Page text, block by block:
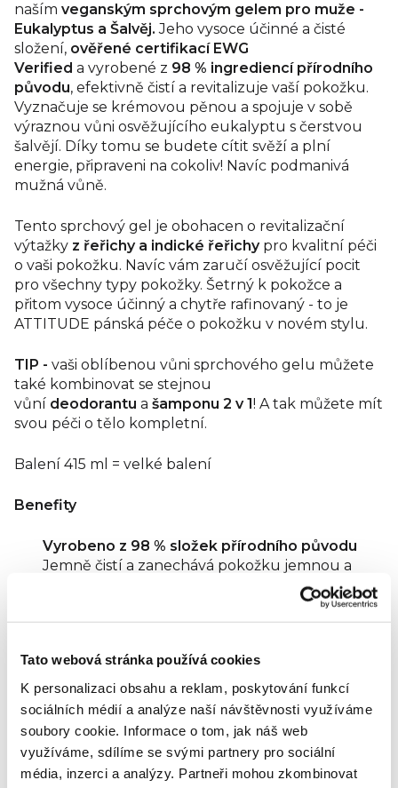
Tato webová stránka používá cookies
K personalizaci obsahu a reklam, poskytování funkcí
sociálních médií a analýze naší návštěvnosti využíváme
soubory cookie. Informace o tom, jak náš web
využíváme, sdílíme se svými partnery pro sociální
média, inzerci a analýzy. Partneři mohou zkombinovat
naším veganským sprchovým gelem pro muže -
Eukalyptus a Šalvěj.Jeho vysoce účinné a čisté
složení, ověřené certifikací EWG
Verified a vyrobené z 98 % ingrediencí přírodního
původu, efektivně čistí a revitalizuje vaší pokožku.
Vyznačuje se krémovou pěnou a spojuje v sobě
výraznou vůni osvěžujícího eukalyptu s čerstvou
šalvějí. Díky tomu se budete cítit svěží a plní
energie, připraveni na cokoliv! Navíc podmanivá
mužná vůně.
Tento sprchový gel je obohacen o revitalizační
výtažky z řeřichy a indické řeřichypro kvalitní péči
o vaši pokožku. Navíc vám zaručí osvěžující pocit
pro všechny typy pokožky. Šetrný k pokožce a
přitom vysoce účinný a chytře rafinovaný - to je
ATTITUDE pánská péče o pokožku v novém stylu.
TIP - vaši oblíbenou vůni sprchového gelu můžete
také kombinovat se stejnou
vůní deodorantu a šamponu 2 v 1 ! A tak můžete mít
svou péči o tělo kompletní.
Balení 415 ml = velké balení
Benefity
Vyrobeno z 98 % složek přírodního původu
Jemně čistí a zanechává pokožku jemnou a
Revitalizační účinky díky extraktu z řeřichy a
indické řeřichy
Podmanivá mužná vůně
Dermatologicky testováno
Veganský
Návod pro aplikaci
Před nanesením gelu si namočte tělo teplou vodou